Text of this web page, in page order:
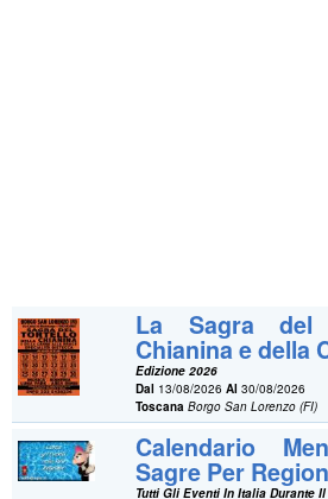
La Sagra del
Chianina e della
Edizione 2026
Dal 13/08/2026Al 30/08/2026
Toscana Borgo San Lorenzo (FI)
Calendario
Sagre Per
Tutti Gli Eventi In Italia Durante